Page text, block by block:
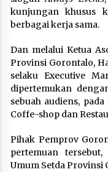
kunjungan khusus
berbagai kerja sama.
Dan melalui Ketua
Provinsi Gorontalo,
selaku Executive
dipertemukan
sebuah audiens,
Coffe-shop dan
Pihak Pemprov
pertemuan
Umum Setda Provinsi